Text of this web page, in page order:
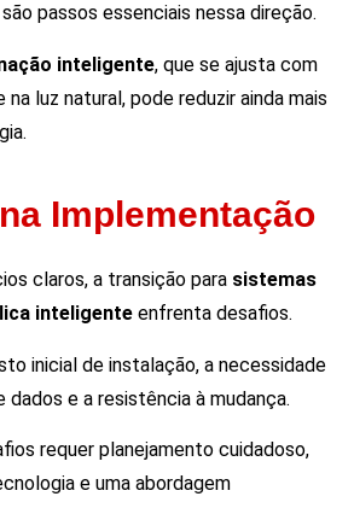
passos essenciais nessa direção.
inteligente, que se ajusta com
na luz natural, pode reduzir ainda mais
Implementação
claros, a transição para sistemas
inteligente enfrenta desafios.
inicial de instalação, a necessidade
e a resistência à mudança.
requer planejamento cuidadoso,
e uma abordagem